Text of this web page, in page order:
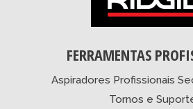
FERRAMENTAS
Aspiradores Profissionais
Tornos e